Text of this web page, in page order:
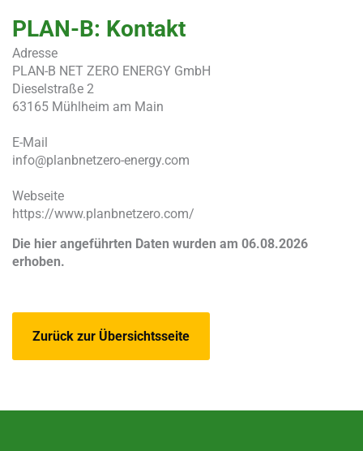
PLAN-B: Kontakt
Adresse
PLAN-B NET ZERO ENERGY GmbH
Dieselstraße 2
63165 Mühlheim am Main
E-Mail
info@planbnetzero-energy.com
Webseite
https://www.planbnetzero.com/
Die hier angeführten Daten wurden am 06.08.2026
erhoben.
Zurück zur Übersichtsseite